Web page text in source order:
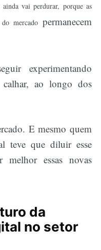
vai perdurar, porque as
do mercadopermanecem
experimentando
ao longo dos
E mesmo quem
teve que diluir esse
essas novas
da
no setor